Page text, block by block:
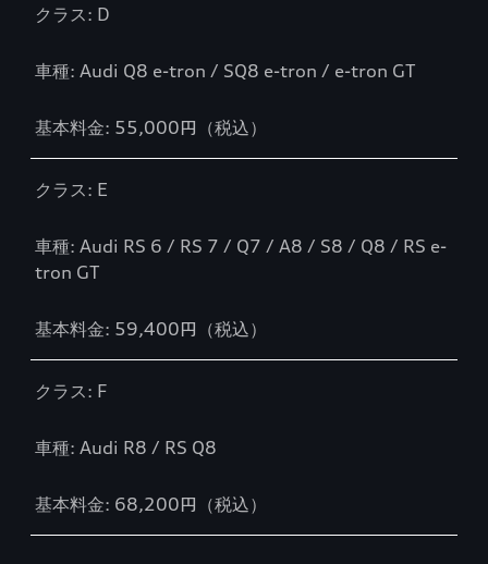
クラス: D
車種: Audi Q8 e-tron / SQ8 e-tron / e-tron GT
基本料金: 55,000円（税込）
クラス: E
車種: Audi RS 6 / RS 7 / Q7 / A8 / S8 / Q8 / RS e-
tron GT
基本料金: 59,400円（税込）
クラス: F
車種: Audi R8 / RS Q8
基本料金: 68,200円（税込）